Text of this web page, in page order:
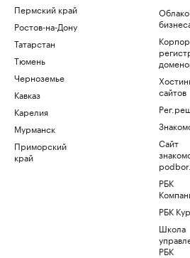
Пермский край
Ростов-на-Дону
Татарстан
Тюмень
Черноземье
Кавказ
Карелия
Мурманск
Приморский
край
сайтов
Сайт
РБК
РБК
Школа
РБК